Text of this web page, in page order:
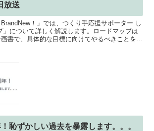
放送
！」では、つくり手応援サポーター し
」について詳しく解説します。ロードマップは
書で、具体的な目標に向けてやるべきことを明
恥ずかしい過去を暴露します。。。